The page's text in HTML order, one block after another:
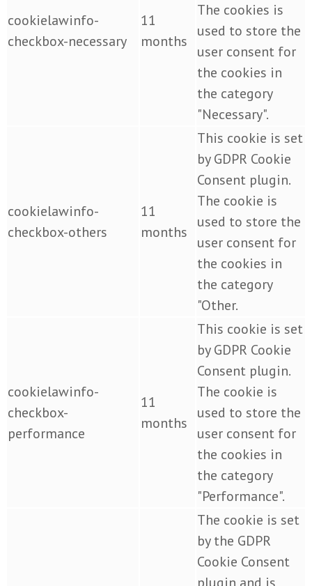
cookielawinfo-
checkbox-necessary
11
months
The cookies is
used to store the
user consent for
the cookies in
the category
"Necessary".
cookielawinfo-
checkbox-others
11
months
This cookie is set
by GDPR Cookie
Consent plugin.
The cookie is
used to store the
user consent for
the cookies in
the category
"Other.
cookielawinfo-
checkbox-
performance
11
months
This cookie is set
by GDPR Cookie
Consent plugin.
The cookie is
used to store the
user consent for
the cookies in
the category
"Performance".
The cookie is set
by the GDPR
Cookie Consent